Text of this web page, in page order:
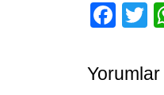
Yorumlar